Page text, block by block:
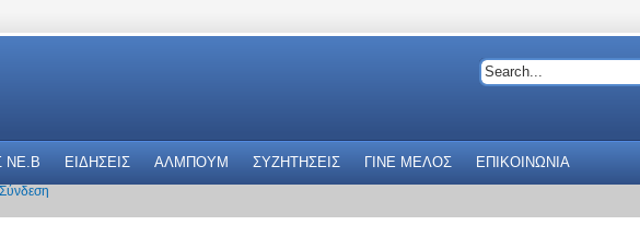
NE.B ΕΙΔΗΣΕΙΣ ΑΛΜΠΟΥΜ ΣΥΖΗΤΗΣΕΙΣ ΓΙΝΕ ΜΕΛΟΣ ΕΠΙΚΟΙΝΩΝΙΑ
Σύνδεση